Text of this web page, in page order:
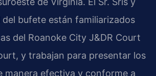
del bufete están familiarizados
del Roanoke City J&DR Court
y trabajan para presentar los
manera efectiva y conforme a